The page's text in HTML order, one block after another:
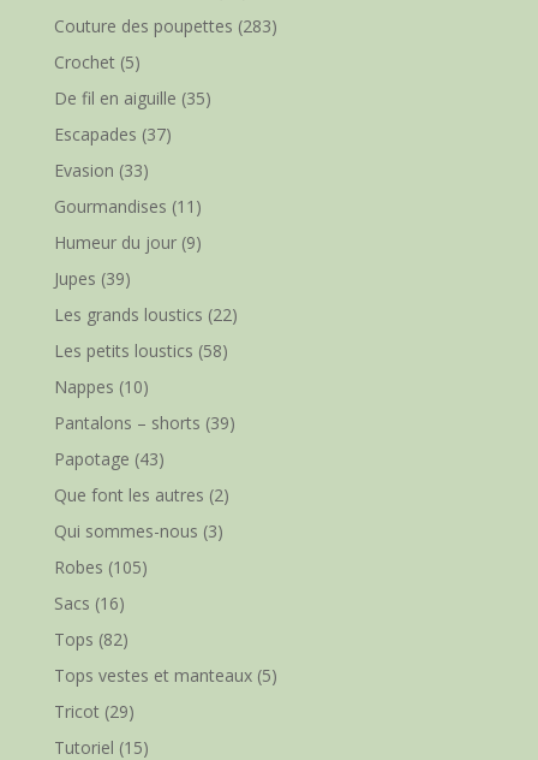
Couture des poupettes (283)
Crochet (5)
De fil en aiguille (35)
Escapades (37)
Evasion (33)
Gourmandises (11)
Humeur du jour(9)
Jupes (39)
Les grands loustics (22)
Les petits loustics (58)
Nappes (10)
Pantalons – shorts (39)
Papotage (43)
Que font les autres (2)
Qui sommes-nous (3)
Robes (105)
Sacs (16)
Tops (82)
Tops vestes et manteaux(5)
Tricot (29)
Tutoriel (15)